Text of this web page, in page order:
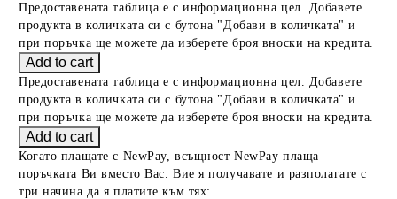
Предоставената таблица е с информационна цел. Добавете
продукта в количката си с бутона "Добави в количката" и
при поръчка ще можете да изберете броя вноски на кредита.
Предоставената таблица е с информационна цел. Добавете
продукта в количката си с бутона "Добави в количката" и
при поръчка ще можете да изберете броя вноски на кредита.
Когато плащате с NewPay, всъщност NewPay плаща
поръчката Ви вместо Вас. Вие я получавате и разполагате с
три начина да я платите към тях: